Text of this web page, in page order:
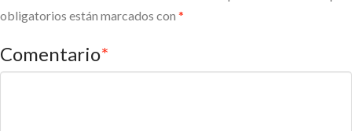
obligatorios están marcados con *
Comentario*